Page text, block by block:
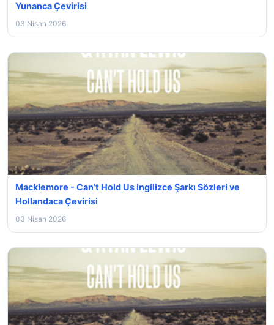
Yunanca Çevirisi
03 Nisan 2026
Macklemore - Can’t Hold Us ingilizce Şarkı Sözleri ve
Hollandaca Çevirisi
03 Nisan 2026